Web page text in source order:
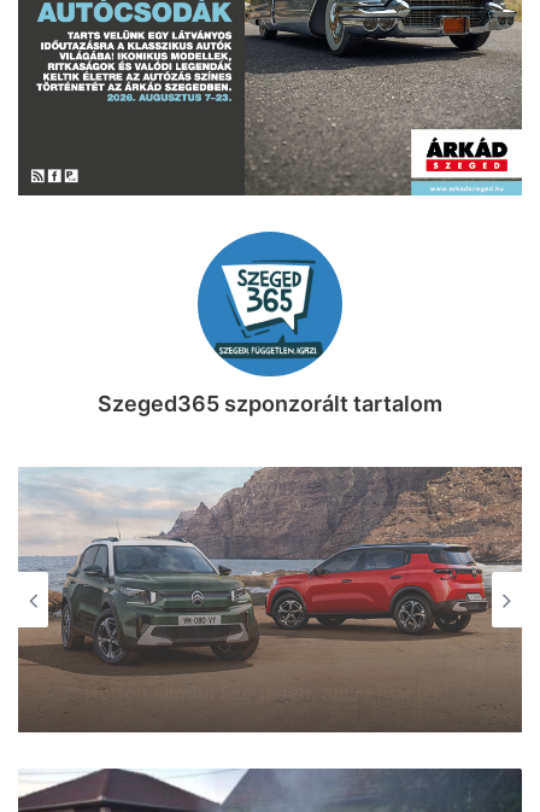
Szeged365 szponzorált tartalom
KIKAPCS
2026, augusztus 7. 15:07
Három dolog, amit lehet, hogy nem
tudtál a sándorfalvi Nádastóról (videó)